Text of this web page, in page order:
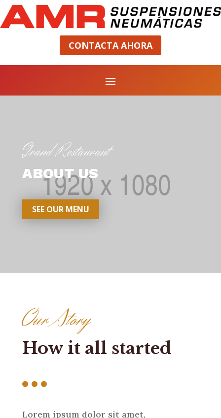
CONTACTA AHORA
Grand Restaurant
ABOUT US
SEE OUR MENU
Our Story
How it all started
Lorem ipsum dolor sit amet,